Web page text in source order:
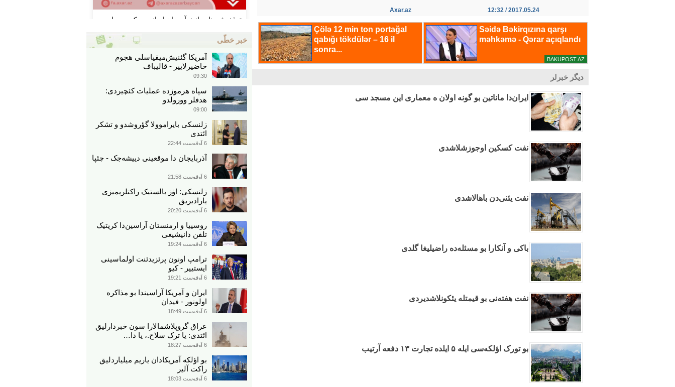
2017.05.24 / 12:32
Axar.az
دیگر خبرلر
ایران‌دا ماناتین بو گونه اولان ه معماری این مسجد سی
نفت کسکین اوجوزشلاشدی
نفت یئنی‌دن باهالاشدی
باکی و آنکارا بو مسئله‌ده راضیلیغا گلدی
نفت هفته‌نی بو قیمتله یئکونلاشدیردی
بو تورک اؤلکه‌سی ایله ۵ ایلده تجارت ۱۳ دفعه آرتیب
خبر خطّی
آمریکا گئنیش‌میقیاسلی هجوم
حاضیرلاییر - قالیباف
09:30
سپاه هرموزده عملیات کئچیردی:
هدفلر وورولدو
09:00
زلنسکی بایراموولا گؤروشدو و تشکر
ائتدی
6 آوقوست 22:44
آذربایجان دا موقعینی دییشه‌جک - چئپا
6 آوقوست 21:58
زلنسکی: اؤز بالستیک راکتلریمیزی
یارادیریق
6 آوقوست 20:20
روسییا و ارمنستان آراسین‌دا کریتیک
تلفن دانیشیغی
6 آوقوست 19:24
ترامپ اونون پرئزیدئنت اولماسینی
ایستییر - کیو
6 آوقوست 19:21
ایران و آمریکا آراسیندا بو مذاکره
اولونور - فیدان
6 آوقوست 18:49
عراق گروپلاشمالارا سون خبردارلیق
ائتدی: یا ترک سلاح.، یا دا…
6 آوقوست 18:27
بو اؤلکه آمریکادان یاریم میلیاردلیق
راکت آلیر
6 آوقوست 18:03